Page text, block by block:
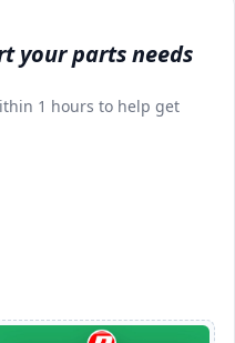
your parts needs
1 hours to help get